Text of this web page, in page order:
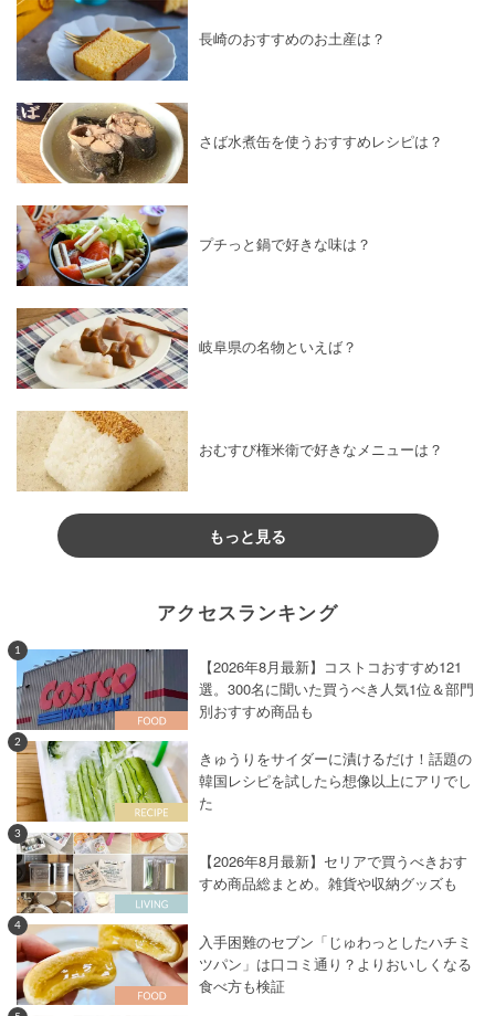
長崎のおすすめのお土産は？
さば水煮缶を使うおすすめレシピは？
プチっと鍋で好きな味は？
岐阜県の名物といえば？
おむすび権米衛で好きなメニューは？
もっと見る
アクセスランキング
1
【2026年8月最新】コストコおすすめ121
選。300名に聞いた買うべき人気1位＆部門
別おすすめ商品も
2
きゅうりをサイダーに漬けるだけ！話題の
韓国レシピを試したら想像以上にアリでし
た
3
【2026年8月最新】セリアで買うべきおす
すめ商品総まとめ。雑貨や収納グッズも
4
入手困難のセブン「じゅわっとしたハチミ
ツパン」は口コミ通り？よりおいしくなる
食べ方も検証